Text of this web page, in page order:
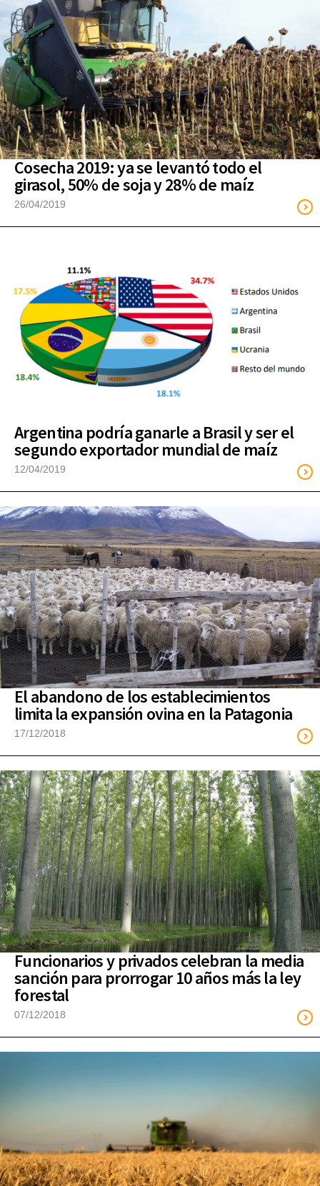
Cosecha 2019: ya se levantó todo el
girasol, 50% de soja y 28% de maíz
26/04/2019
Argentina podría ganarle a Brasil y ser el
segundo exportador mundial de maíz
12/04/2019
El abandono de los establecimientos
limita la expansión ovina en la Patagonia
17/12/2018
Funcionarios y privados celebran la media
sanción para prorrogar 10 años más la ley
forestal
07/12/2018